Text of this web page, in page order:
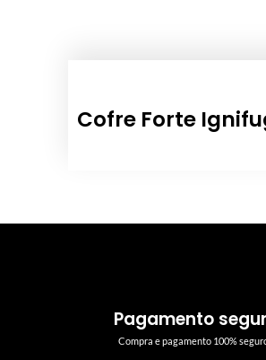
Cofre Forte
Pagamento
Compra e pagamento 100%